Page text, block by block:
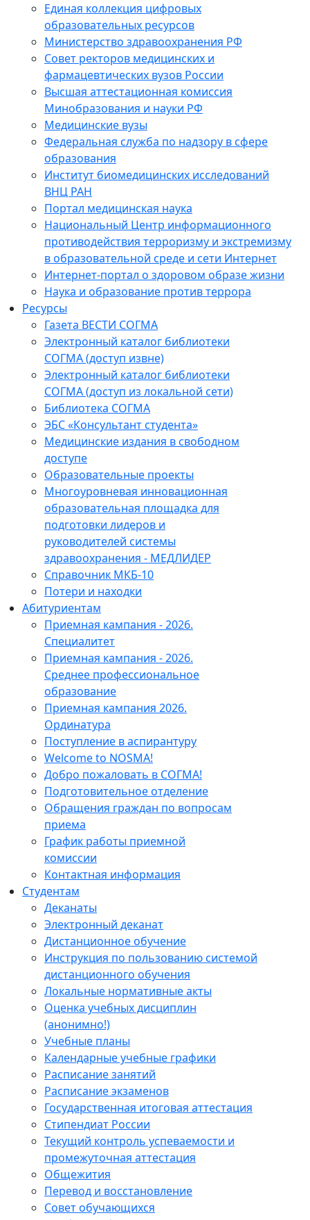
Единая коллекция цифровых
образовательных ресурсов
Министерство здравоохранения РФ
Совет ректоров медицинских и
фармацевтических вузов России
Высшая аттестационная комиссия
Минобразования и науки РФ
Медицинские вузы
Федеральная служба по надзору в сфере
образования
Институт биомедицинских исследований
ВНЦ РАН
Портал медицинская наука
Национальный Центр информационного
противодействия терроризму и экстремизму
в образовательной среде и сети Интернет
Интернет-портал о здоровом образе жизни
Наука и образование против террора
Ресурсы
Газета ВЕСТИ СОГМА
Электронный каталог библиотеки
СОГМА (доступ извне)
Электронный каталог библиотеки
СОГМА (доступ из локальной сети)
Библиотека СОГМА
ЭБС «Консультант студента»
Медицинские издания в свободном
доступе
Образовательные проекты
Многоуровневая инновационная
образовательная площадка для
подготовки лидеров и
руководителей системы
здравоохранения - МЕДЛИДЕР
Справочник МКБ-10
Потери и находки
Абитуриентам
Приемная кампания - 2026.
Специалитет
Приемная кампания - 2026.
Среднее профессиональное
образование
Приемная кампания 2026.
Ординатура
Поступление в аспирантуру
Welcome to NOSMA!
Добро пожаловать в СОГМА!
Подготовительное отделение
Обращения граждан по вопросам
приема
График работы приемной
комиссии
Контактная информация
Студентам
Деканаты
Электронный деканат
Дистанционное обучение
Инструкция по пользованию системой
дистанционного обучения
Локальные нормативные акты
Оценка учебных дисциплин
(анонимно!)
Учебные планы
Календарные учебные графики
Расписание занятий
Расписание экзаменов
Государственная итоговая аттестация
Стипендиат России
Текущий контроль успеваемости и
промежуточная аттестация
Общежития
Перевод и восстановление
Совет обучающихся